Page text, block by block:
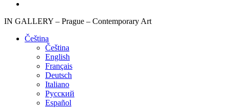
IN GALLERY – Prague – Contemporary Art
Čeština‎
Čeština‎
English
Français
Deutsch
Italiano
Русский
Español